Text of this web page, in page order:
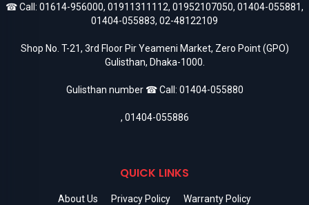
☎ Call: 01614-956000, 01911311112, 01952107050, 01404-055881,
01404-055883, 02-48122109
Shop No. T-21, 3rd Floor Pir Yeameni Market, Zero Point (GPO)
Gulisthan, Dhaka-1000.
Gulisthan number ☎ Call: 01404-055880
, 01404-055886
QUICK LINKS
About Us Privacy Policy
Warranty Policy